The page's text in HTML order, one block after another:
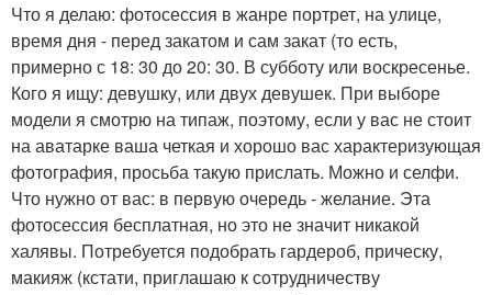
Что я делаю: фотосессия в жанре портрет, на улице,
время дня - перед закатом и сам закат (то есть,
примерно с 18: 30 до 20: 30. В субботу или воскресенье.
Кого я ищу: девушку, или двух девушек. При выборе
модели я смотрю на типаж, поэтому, если у вас не стоит
на аватарке ваша четкая и хорошо вас характеризующая
фотография, просьба такую прислать. Можно и селфи.
Что нужно от вас: в первую очередь - желание. Эта
фотосессия бесплатная, но это не значит никакой
халявы. Потребуется подобрать гардероб, прическу,
макияж (кстати, приглашаю к сотрудничеству